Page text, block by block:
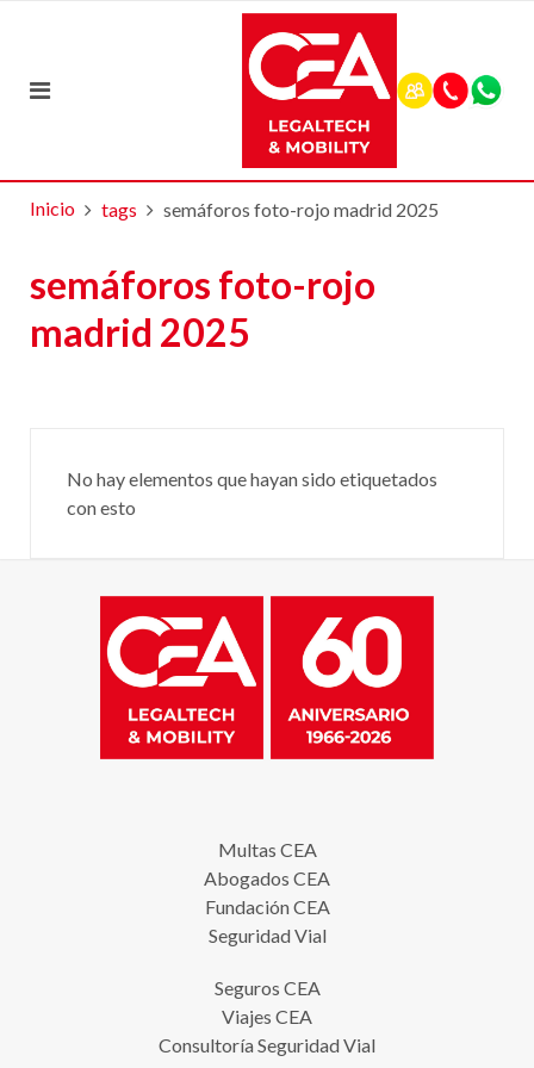
Inicio tags semáforos foto-rojo madrid 2025
semáforos foto-rojo
madrid 2025
No hay elementos que hayan sido etiquetados
con esto
Multas CEA
Abogados CEA
Fundación CEA
Seguridad Vial
Seguros CEA
Viajes CEA
Consultoría Seguridad Vial